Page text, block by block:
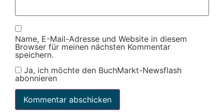
Name, E-Mail-Adresse und Website in diesem
Browser für meinen nächsten Kommentar
speichern.
Ja, ich möchte den BuchMarkt-Newsflash
abonnieren